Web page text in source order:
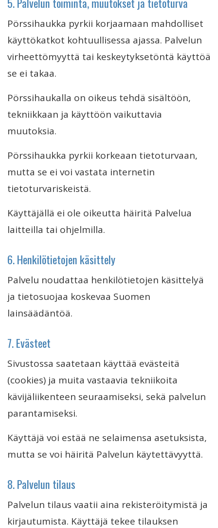
Pörssihaukka pyrkii korjaamaan mahdolliset
käyttökatkot kohtuullisessa ajassa. Palvelun
virheettömyyttä tai keskeytyksetöntä käyttöä
se ei takaa.
Pörssihaukalla on oikeus tehdä sisältöön,
tekniikkaan ja käyttöön vaikuttavia
muutoksia.
Pörssihaukka pyrkii korkeaan tietoturvaan,
mutta se ei voi vastata internetin
tietoturvariskeistä.
Käyttäjällä ei ole oikeutta häiritä Palvelua
laitteilla tai ohjelmilla.
6. Henkilötietojen käsittely
Palvelu noudattaa henkilötietojen käsittelyä
ja tietosuojaa koskevaa Suomen
lainsäädäntöä.
7. Evästeet
Sivustossa saatetaan käyttää evästeitä
(cookies) ja muita vastaavia tekniikoita
kävijäliikenteen seuraamiseksi, sekä palvelun
parantamiseksi.
Käyttäjä voi estää ne selaimensa asetuksista,
mutta se voi häiritä Palvelun käytettävyyttä.
8. Palvelun tilaus
Palvelun tilaus vaatii aina rekisteröitymistä ja
kirjautumista. Käyttäjä tekee tilauksen